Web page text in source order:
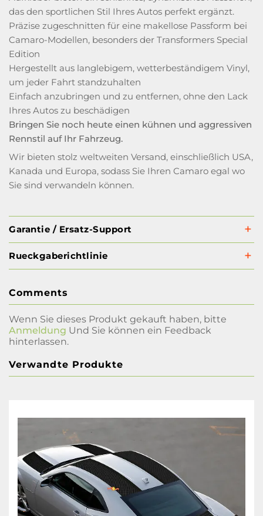
das den sportlichen Stil Ihres Autos perfekt ergänzt.
Präzise zugeschnitten für eine makellose Passform bei
Camaro-Modellen, besonders der Transformers Special
Edition
Hergestellt aus langlebigem, wetterbeständigem Vinyl,
um jeder Fahrt standzuhalten
Einfach anzubringen und zu entfernen, ohne den Lack
Ihres Autos zu beschädigen
Bringen Sie noch heute einen kühnen und aggressiven
Rennstil auf Ihr Fahrzeug.
Wir bieten stolz weltweiten Versand, einschließlich USA,
Kanada und Europa, sodass Sie Ihren Camaro egal wo
Sie sind verwandeln können.
Garantie / Ersatz-Support
Rueckgaberichtlinie
Comments
Wenn Sie dieses Produkt gekauft haben, bitte
Anmeldung Und Sie können ein Feedback
hinterlassen.
Verwandte Produkte